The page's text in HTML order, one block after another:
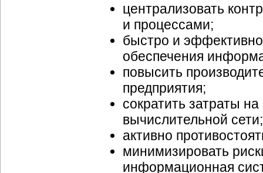
централизовать
и процессами;
быстро и
обеспечения
повысить
предприятия;
сократить затраты
вычислительной сети;
активно
минимизировать
информационная